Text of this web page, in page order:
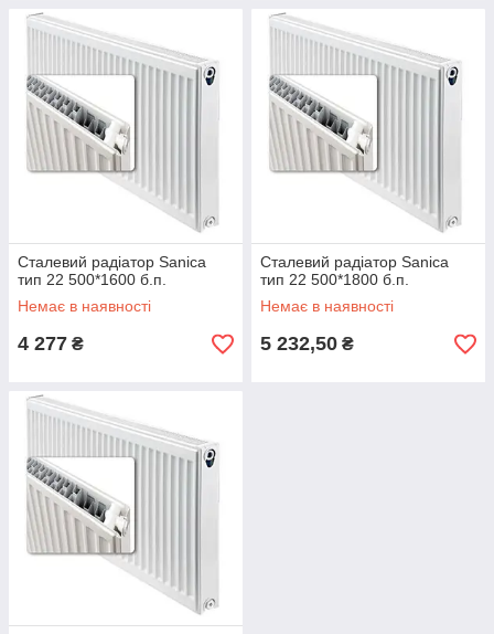
Сталевий радіатор Sanica
тип 22 500*1600 б.п.
Немає в наявності
4 277 ₴
Сталевий радіатор Sanica
тип 22 500*1800 б.п.
Немає в наявності
5 232,50 ₴